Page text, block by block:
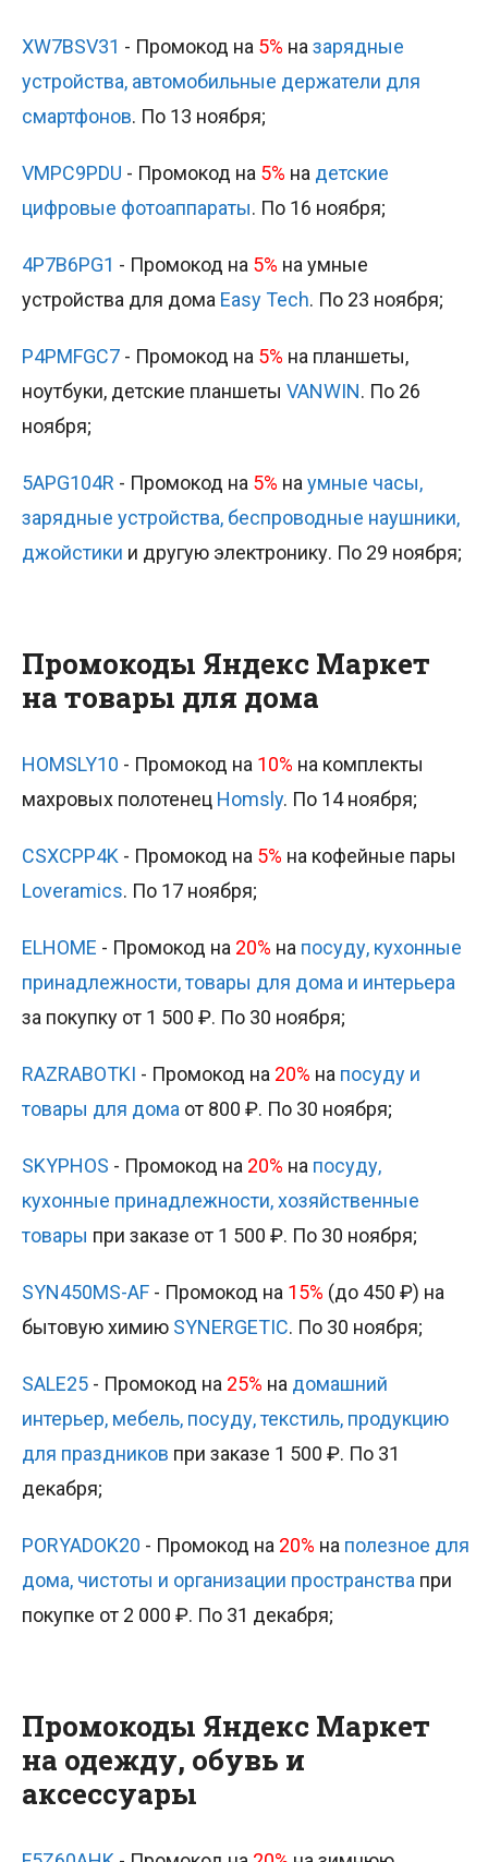
XW7BSV31 - Промокод на 5% назарядные
устройства, автомобильные держатели для
смартфонов. По 13 ноября;
VMPC9PDU - Промокод на 5% на детские
цифровые фотоаппараты. По 16 ноября;
4P7B6PG1 - Промокод на 5% на умные
устройства для дома Easy Tech. По 23 ноября;
P4PMFGC7 - Промокод на 5% на планшеты,
ноутбуки, детские планшеты VANWIN. По 26
ноября;
5APG104R - Промокод на 5% наумные часы,
зарядные устройства, беспроводные наушники,
джойстики и другую электронику. По 29 ноября;
Промокоды Яндекс Маркет
на товары для дома
HOMSLY10 - Промокод на 10% на комплекты
махровых полотенец Homsly. По 14 ноября;
CSXCPP4K - Промокод на 5% на кофейные пары
Loveramics. По 17 ноября;
ELHOME - Промокод на 20% на посуду, кухонные
принадлежности, товары для дома и интерьера
за покупку от 1 500 ₽. По 30 ноября;
RAZRABOTKI - Промокод на 20% на посуду и
товары для дома от 800 ₽. По 30 ноября;
SKYPHOS - Промокод на 20% на посуду,
кухонные принадлежности, хозяйственные
товары при заказе от 1 500 ₽. По 30 ноября;
SYN450MS-AF - Промокод на 15% (до 450 ₽) на
бытовую химию SYNERGETIC. По 30 ноября;
SALE25 - Промокод на 25% на домашний
интерьер, мебель, посуду, текстиль, продукцию
для праздников при заказе 1 500 ₽. По 31
декабря;
PORYADOK20 - Промокод на 20% на полезное для
дома, чистоты и организации пространства при
покупке от 2 000 ₽. По 31 декабря;
Промокоды Яндекс Маркет
на одежду, обувь и
аксессуары